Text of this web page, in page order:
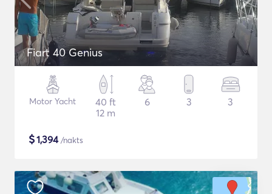
Fiart 40 Genius
Motor Yacht
40 ft
12 m
6 3 3
$1,394/nakts